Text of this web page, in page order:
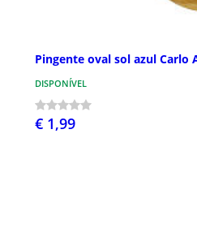
Pingente oval sol azul Carlo
DISPONÍVEL
€ 1,99